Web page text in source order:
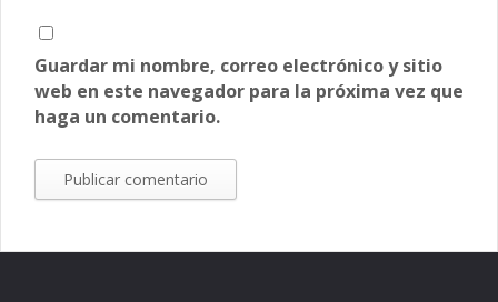
Guardar mi nombre, correo electrónico y sitio
web en este navegador para la próxima vez que
haga un comentario.